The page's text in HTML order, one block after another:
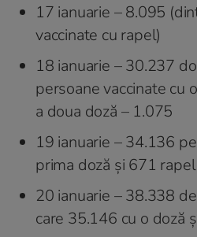
17 ianuarie – 8.095
vaccinate cu rapel)
18 ianuarie – 30.237
persoane vaccinate cu
a doua doză – 1.075
19 ianuarie – 34.136
prima doză și 671 rapel
20 ianuarie – 38.338
care 35.146 cu o doză